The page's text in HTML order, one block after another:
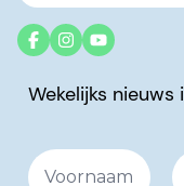
Wekelijks nieuws